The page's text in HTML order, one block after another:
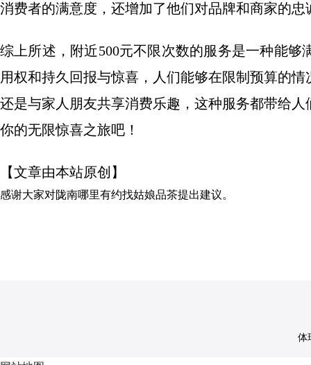
消费者的满意度，还增加了他们对品牌和商家的忠
综上所述，附近500元不限次数的服务是一种能
用权和持久回报与惊喜，人们能够在限制预算的
还是与家人朋友共享消费乐趣，这种服务都带给
你的无限惊喜之旅吧！
【文章由本站原创】
感谢大家对陇南哪里有约找姑娘品茶提出建议。
体